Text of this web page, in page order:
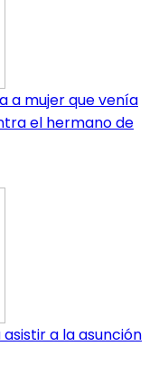
a mujer que venía
el hermano de
a la asunción